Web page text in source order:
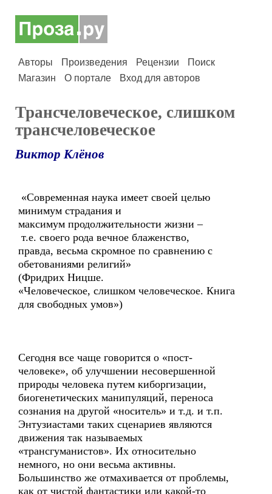
Авторы Произведения Рецензии
Поиск
Магазин
О портале Вход для авторов
Трансчеловеческое, слишком
трансчеловеческое
Виктор Клёнов
«Современная наука имеет своей целью
минимум страдания и
максимум продолжительности жизни –
т.е. своего рода вечное блаженство,
правда, весьма скромное по сравнению с
обетованиями религий»
(Фридрих Ницше.
«Человеческое, слишком человеческое. Книга
для свободных умов»)
Сегодня все чаще говорится о «пост-
человеке», об улучшении несовершенной
природы человека путем киборгизации,
биогенетических манипуляций, переноса
сознания на другой «носитель» и т.д. и т.п.
Энтузиастами таких сценариев являются
движения так называемых
«трансгуманистов». Их относительно
немного, но они весьма активны.
Большинство же отмахивается от проблемы,
как от чистой фантастики или какой-то